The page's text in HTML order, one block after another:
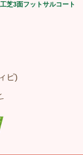
芝3面フットサルコート
ピ)